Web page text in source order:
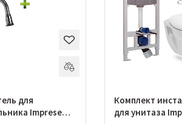
для
Imprese
Комплект
для унитаза